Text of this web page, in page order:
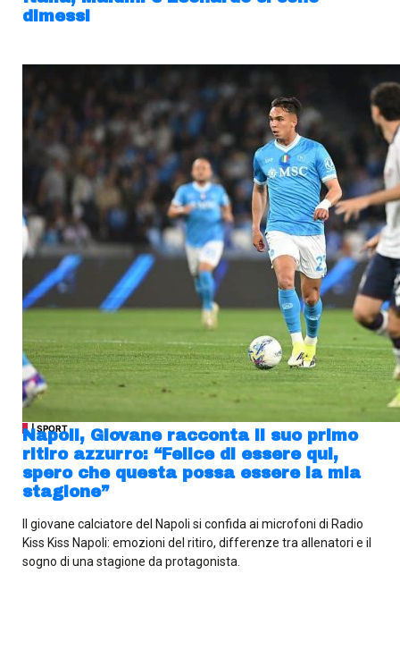
dimessi
| SPORT
Napoli, Giovane racconta il suo primo
ritiro azzurro: “Felice di essere qui,
spero che questa possa essere la mia
stagione”
Il giovane calciatore del Napoli si confida ai microfoni di Radio
Kiss Kiss Napoli: emozioni del ritiro, differenze tra allenatori e il
sogno di una stagione da protagonista.